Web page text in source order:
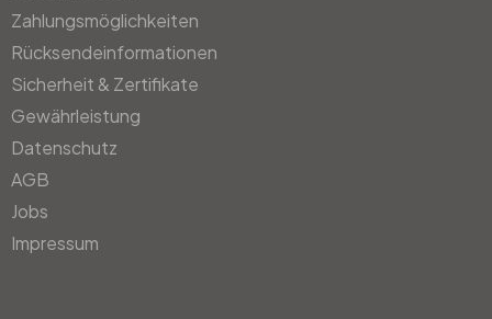
Zahlungsmöglichkeiten
Rücksendeinformationen
Sicherheit & Zertifikate
Gewährleistung
Datenschutz
AGB
Jobs
Impressum